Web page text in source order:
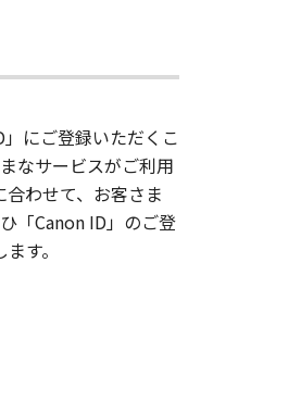
にご登録いただくこ
なサービスがご利用
わせて、お客さま
「Canon ID」のご登
す。